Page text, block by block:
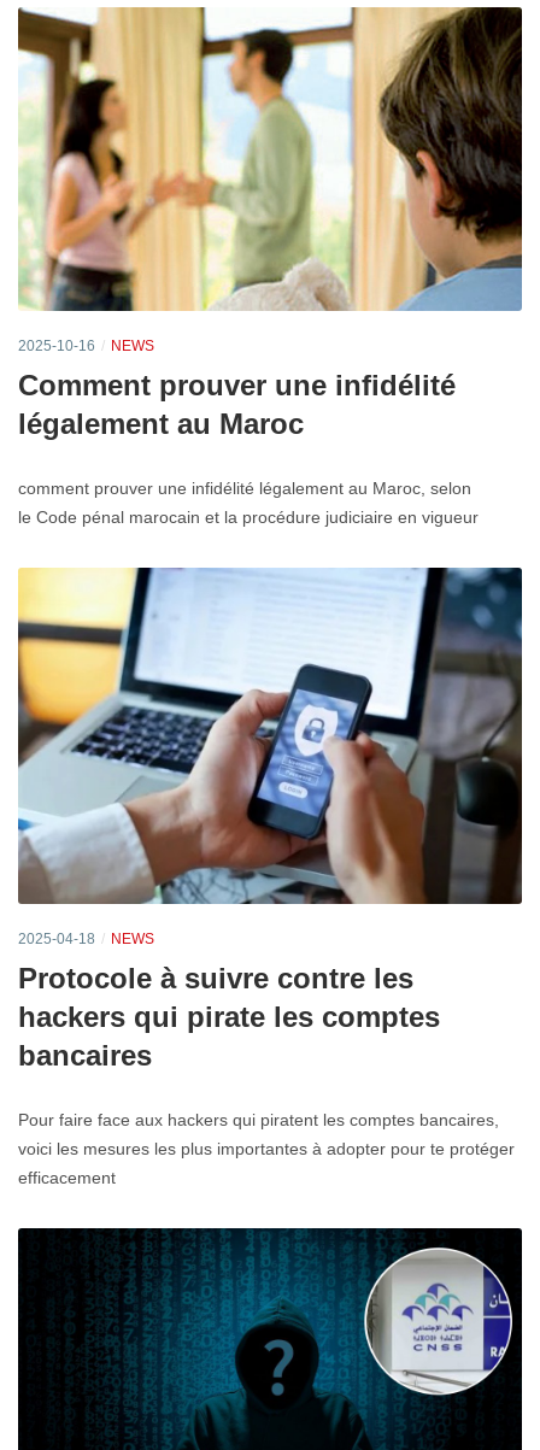
2025-10-16 NEWS
Comment prouver une infidélité
légalement au Maroc
comment prouver une infidélité légalement au Maroc, selon
le Code pénal marocain et la procédure judiciaire en vigueur
2025-04-18 NEWS
Protocole à suivre contre les
hackers qui pirate les comptes
bancaires
Pour faire face aux hackers qui piratent les comptes bancaires,
voici les mesures les plus importantes à adopter pour te protéger
efficacement